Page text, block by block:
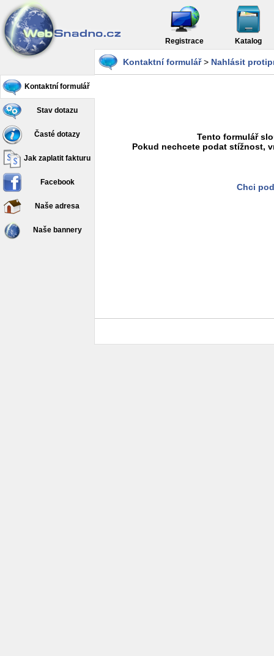
Registrace Katalog
Kontaktní formulář
Stav dotazu
Časté dotazy
Jak zaplatit fakturu
Facebook
Naše adresa
Naše bannery
Kontaktní formulář> Nahlásit
Tento formulář
Pokud nechcete podat stížnost,
Chci